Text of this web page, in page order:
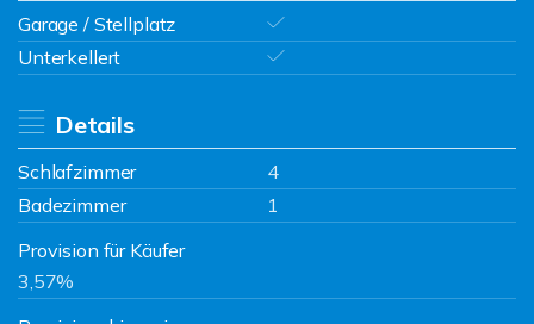
Garage / Stellplatz
Unterkellert
Details
Schlafzimmer
4
Badezimmer
1
Provision für Käufer
3,57%